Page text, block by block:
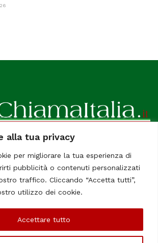
alla tua privacy
per migliorare la tua esperienza di
pubblicità o contenuti personalizzati
traffico. Cliccando “Accetta tutti”,
utilizzo dei cookie.
Accettare tutto
il TUO quotidiano online preferito.
a tutti gli italiani residenti all'estero.
Quotidiano online indipendente
Le Firme